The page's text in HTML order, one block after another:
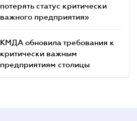
потерять статус критически
важного предприятия»
КМДА обновила требования к
критически важным
предприятиям столицы